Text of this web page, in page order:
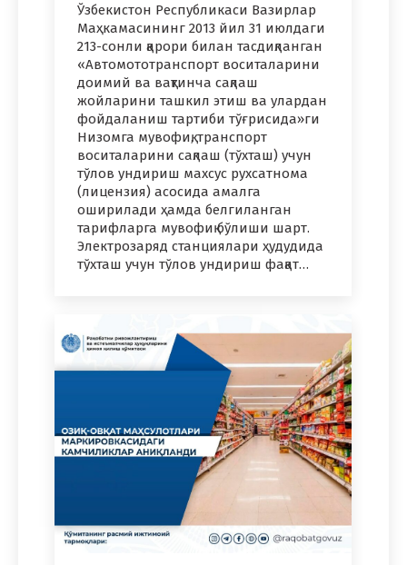
Ўзбекистон Республикаси Вазирлар
Маҳкамасининг 2013 йил 31 июлдаги
213-сонли қарори билан тасдиқланган
«Автомототранспорт воситаларини
доимий ва вақтинча сақлаш
жойларини ташкил этиш ва улардан
фойдаланиш тартиби тўғрисида»ги
Низомга мувофиқ, транспорт
воситаларини сақлаш (тўхташ) учун
тўлов ундириш махсус рухсатнома
(лицензия) асосида амалга
оширилади ҳамда белгиланган
тарифларга мувофиқ бўлиши шарт.
Электрозаряд станциялари ҳудудида
тўхташ учун тўлов ундириш фақат…